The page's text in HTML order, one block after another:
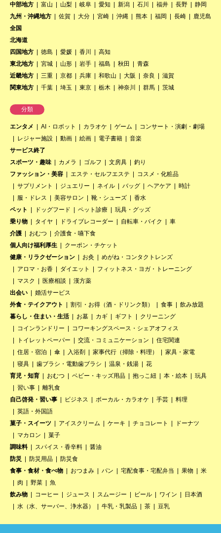
中部地方
富山 山梨 岐阜 愛知 新潟 石川 福井 長野
静岡
九州・沖縄地方
佐賀 大分 宮崎 沖縄 熊本 福岡 長崎
鹿児島
全国
北海道
四国地方
徳島 愛媛 香川
高知
東北地方
宮城 山形 岩手 福島 秋田
青森
近畿地方
三重 京都 兵庫 和歌山 大阪 奈良
滋賀
関東地方
千葉 埼玉 東京 栃木 神奈川 群馬 茨城
分類
エンタメ AI・ロボット カラオケ ゲーム
コンサート・演劇・劇場
レジャー施設
動画 絵画 電子書籍
音楽
サービス終了
スポーツ・趣味
カメラ ゴルフ 文房具
釣り
ファッション・美容
エステ・セルフエステ
コスメ・化粧品
サプリメント
ジュエリー ネイル バッグ ヘアケア
時計
服・ドレス
美容サロン 靴・シューズ
香水
ペット
ドッグフード ペット診療
玩具・グッズ
乗り物
タイヤ ドライブレコーダー 自転車・バイク
車
介護
おむつ
介護食・嚥下食
個人向け福利厚生
クーポン・チケット
健康・リラクゼーション
お灸
めがね・コンタクトレンズ
アロマ・お香
ダイエット
フィットネス・ヨガ・トレーニング
マスク
医療相談
漢方薬
出会い
婚活サービス
外食・テイクアウト
割引・お得（酒・ドリンク類） 食事
飲み放題
暮らし・住まい・生活
お墓 カギ ギフト
クリーニング
コインランドリー
コワーキングスペース・シェアオフィス
トイレットペーパー
交流・コミュニケーション
住宅関連
住居・宿泊
傘 入浴剤 家事代行（掃除・料理）
家具・家電
寝具
歯ブラシ・電動歯ブラシ 温泉・銭湯
花
育児・知育
おむつ ベビー・キッズ用品 抱っこ紐 本・絵本
玩具
習い事
離乳食
自己啓発・習い事
ビジネス ボーカル・カラオケ 手芸
料理
英語・外国語
菓子・スイーツ
アイスクリーム ケーキ チョコレート
ドーナツ
マカロン
菓子
調味料
スパイス・香辛料
醤油
防災
防災用品
防災食
食事・食材・食べ物
おつまみ パン 宅配食事・宅配弁当 果物
米
肉
野菜
魚
飲み物
コーヒー ジュース スムージー ビール ワイン
日本酒
水（水、サーバー、浄水器）
牛乳・乳製品 茶 豆乳